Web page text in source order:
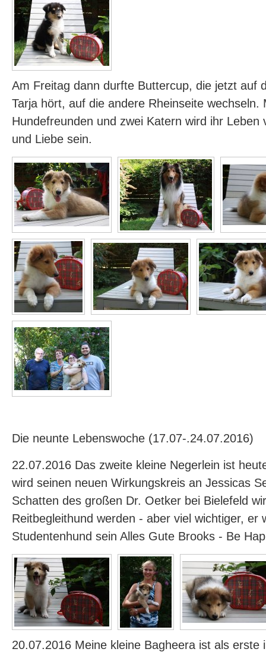
Am Freitag dann durfte Buttercup, die jetzt auf
Tarja hört, auf die andere Rheinseite wechseln.
Hundefreunden und zwei Katern wird ihr Leben
und Liebe sein.
Die neunte Lebenswoche (17.07-.24.07.2016)
22.07.2016 Das zweite kleine Negerlein ist
wird seinen neuen Wirkungskreis an Jessicas
Schatten des großen Dr. Oetker bei Bielefeld
Reitbegleithund werden - aber viel wichtiger, er
Studentenhund sein Alles Gute Brooks - Be
20.07.2016 Meine kleine Bagheera ist als erste